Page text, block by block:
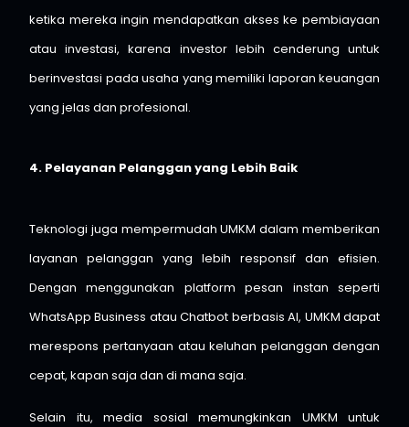
ketika mereka ingin mendapatkan akses ke pembiayaan
atau investasi, karena investor lebih cenderung untuk
berinvestasi pada usaha yang memiliki laporan keuangan
yang jelas dan profesional.
4. Pelayanan Pelanggan yang Lebih Baik
Teknologi juga mempermudah UMKM dalam memberikan
layanan pelanggan yang lebih responsif dan efisien.
Dengan menggunakan platform pesan instan seperti
WhatsApp Business atau Chatbot berbasis AI, UMKM dapat
merespons pertanyaan atau keluhan pelanggan dengan
cepat, kapan saja dan di mana saja.
Selain itu, media sosial memungkinkan UMKM untuk